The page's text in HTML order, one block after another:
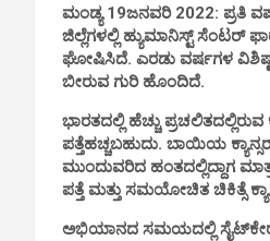
ಮಂಡ್ಯ 19ಜನವರಿ 2022: ಪ್ರತಿ
ಜಿಲ್ಲೆಗಳಲ್ಲಿ ಹ್ಯುಮಾನಿಸ್ಟ್ ಸೆಂಟರ್
ಘೋಷಿಸಿದೆ. ಎರಡು ವರ್ಷಗಳ
ಬೀರುವ ಗುರಿ ಹೊಂದಿದೆ.
ಭಾರತದಲ್ಲಿ ಹೆಚ್ಚು
ಪತ್ತೆಹಚ್ಚಬಹುದು. ಬಾಯಿಯ
ಮುಂದುವರಿದ ಹಂತದಲ್ಲಿದ್ದಾಗ
ಪತ್ತೆ ಮತ್ತು ಸಮಯೋಚಿತ ಚಿಕಿತ್ಸೆ
ಅಭಿಯಾನದ ಸಮಯದಲ್ಲಿ ಸೈಟ್‌ಕೇರ್